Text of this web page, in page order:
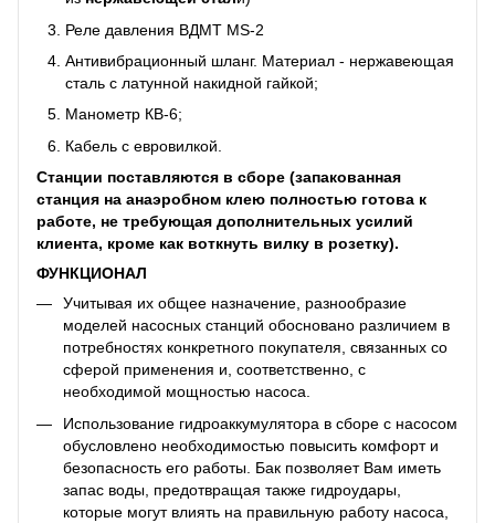
Реле давления ВДМТ MS-2
Антивибрационный шланг. Материал - нержавеющая
сталь с латунной накидной гайкой;
Манометр КВ-6;
Кабель с евровилкой.
Станции поставляются в сборе (запакованная
станция на анаэробном клею полностью готова к
работе, не требующая дополнительных усилий
клиента, кроме как воткнуть вилку в розетку).
ФУНКЦИОНАЛ
Учитывая их общее назначение, разнообразие
моделей насосных станций обосновано различием в
потребностях конкретного покупателя, связанных со
сферой применения и, соответственно, с
необходимой мощностью насоса.
Использование гидроаккумулятора в сборе с насосом
обусловлено необходимостью повысить комфорт и
безопасность его работы. Бак позволяет Вам иметь
запас воды, предотвращая также гидроудары,
которые могут влиять на правильную работу насоса,